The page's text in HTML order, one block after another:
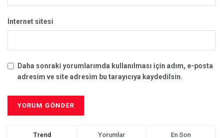
İnternet sitesi
Daha sonraki yorumlarımda kullanılması için adım, e-posta
adresim ve site adresim bu tarayıcıya kaydedilsin.
Trend Yorumlar En Son